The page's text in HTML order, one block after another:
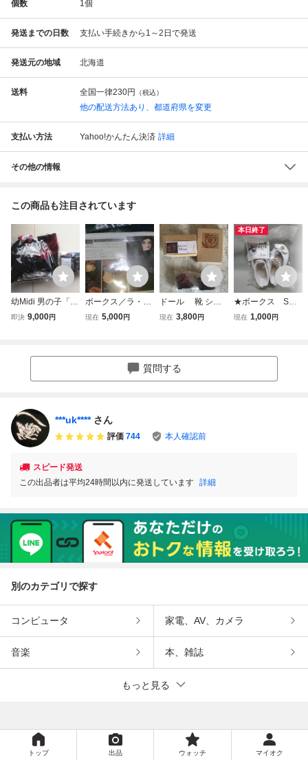
個数 1個
発送までの日数 支払い手続きから1～2日で発送
発送元の地域 北海道
送料 全国一律230円 （税込）
他の配送方法あり、都道府県を変更
支払い方法 Yahoo!かんたん決済 詳細
その他の情報
この商品も注目されています
幼Midi 男の子「キ
ャプテンセシル」
即決 9,000円
ボークス／ラ・ペ
ルソナーレコレク
ト／スーパードル
現在 5,000円
ドール 靴 シュ
ーズ ブーツ 幼S
現在 3,800円
本日終了
★ボークス SD
SD13用 シュ
現在 1,000円
質問する
***uk**** さん
評価 744 本人確認前
スピード発送
この出品者は平均24時間以内に発送しています 詳細
別のカテゴリで探す
コンピュータ 家電、AV、カメラ
音楽 本、雑誌
もっと見る
トップ 出品 ウォッチ マイオク